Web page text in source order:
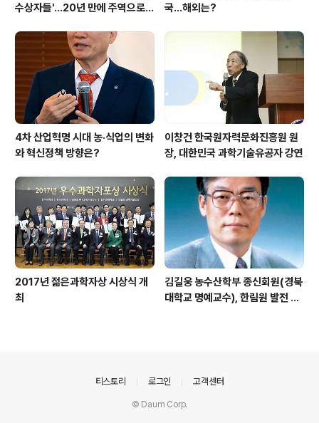
수상자들'…20년 만에 주역으로
국…해외는?
4차 산업혁명 시대 농·식업의 변화
와 혁신정책 방향은?
이창건 한국원자력문화진흥원 원
장, 대한민국 과학기술유공자 강연
2017년 젊은과학자상 시상식 개
최
김길웅 농수산학부 종신회원(경북
대학교 명예교수), 한림원 발전 위
티스토리 로그인 고객센터
© Daum Corp.